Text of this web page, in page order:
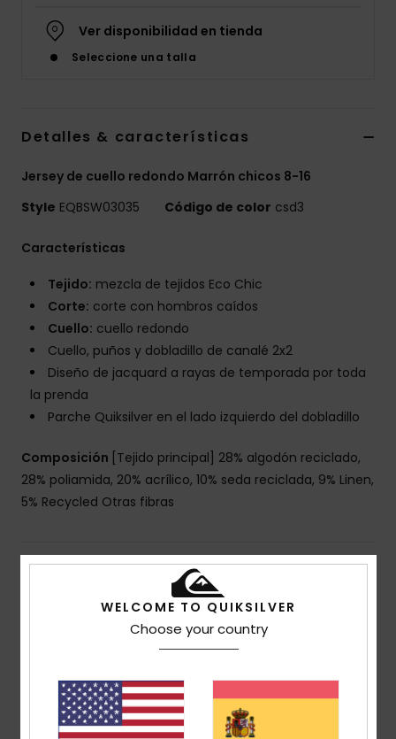
Ver disponibilidad en tienda
Seleccione una talla
Detalles & características
Jersey de cuello redondo Marrón chicos 8-16
Style EQBSW03035 Código de color csd3
Características
Tejido: mezcla de tejidos Eco Chic
Corte: corte con hombros caídos
Cuello: cuello redondo
Cuello, puños y dobladillo de canalé 2x2
Diseño de jacquard a rayas de temporada por toda
la prenda
Parche Quiksilver en el lado izquierdo del dobladillo
Composición [Tejido principal] 28% algodón reciclado,
28% poliamida, 20% acrílico, 10% seda reciclada, 9% Linen,
5% Recycled Otras fibras
Envíos y Devoluciones
Reseñas de los clientes
Puntuación media
WELCOME TO QUIKSILVER
Choose your country